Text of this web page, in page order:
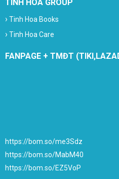
TINH HOA GROUP
› Tinh Hoa Books
› Tinh Hoa Care
FANPAGE + TMĐT
https://bom.so/me3Sdz
https://bom.so/MabM40
https://bom.so/EZ5VoP